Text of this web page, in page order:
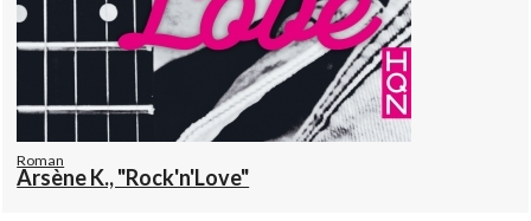
Roman
Arsène K., "Rock'n'Love"